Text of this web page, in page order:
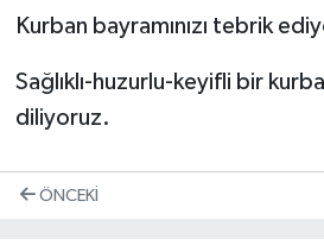
Kurban bayramınızı tebrik
Sağlıklı-huzurlu-keyifli bir
diliyoruz.
ÖNCEKI